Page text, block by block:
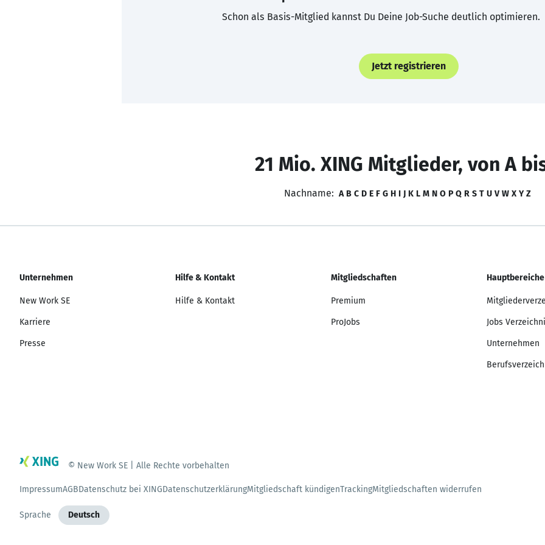
Schon als Basis-Mitglied kannst Du Deine Job-Suche deutlich optimieren.
Jetzt registrieren
21 Mio. XING Mitglieder, von A
Nachname: A B C D E F G H I J K L M N O P Q R S T U V W X Y Z
Unternehmen
New Work SE
Karriere
Presse
Hilfe & Kontakt
Hilfe & Kontakt
Mitgliedschaften
Premium
ProJobs
Hauptbereiche
Jobs
Unternehmen
© New Work SE | Alle Rechte vorbehalten
ImpressumAGBDatenschutz bei XINGDatenschutzerklärungMitgliedschaft kündigenTrackingMitgliedschaften widerrufen
Sprache Deutsch